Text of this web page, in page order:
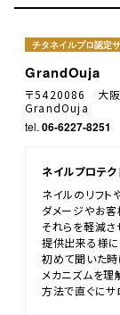
チタネイルプロ認定
GrandOuja
〒5420086 大阪
GrandOuja
tel. 06-6227-8251
ネイルプロテ
ネイルのリフト
ダメージやお客
それらを軽減さ
提供出来る様に
初めて聞いた
メカニズムを理
方法で直ぐに